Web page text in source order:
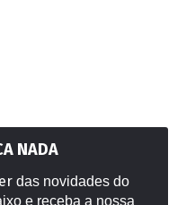
NADA
das novidades do
e receba a nossa